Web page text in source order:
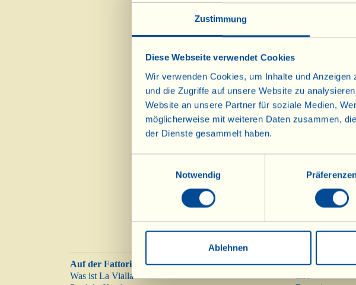
Zustimmung
Diese Webseite verwendet Cookies
Wir verwenden Cookies, um Inhalte und
und die Zugriffe auf unsere Website zu
Website an unsere Partner für soziale Medien,
möglicherweise mit weiteren Daten zusammen,
der Dienste gesammelt haben.
Notwendig
Ablehnen
die Stefania und Francesco in der
Auf der Fattoria
Was ist La Vialla
Weine
Info